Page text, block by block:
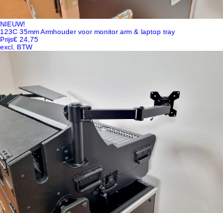
NIEUW!
123C 35mm Armhouder voor monitor arm & laptop tray
Prijs€ 24,75
excl. BTW